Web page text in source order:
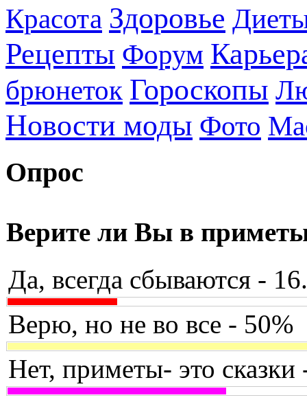
Красота Здоровье
Рецепты Форум
брюнеток Гороскопы
Новости моды Фото
Опрос
Верите ли Вы в
Да, всегда сбываются -
Верю, но не во все - 50%
Нет, приметы- это сказки